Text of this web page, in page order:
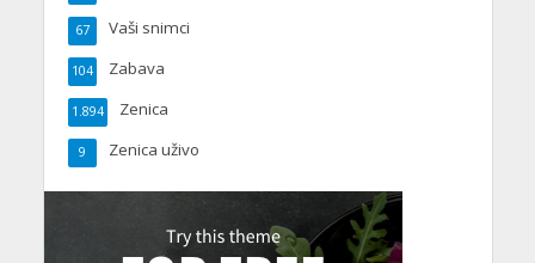
Vaši snimci
67
Zabava
104
Zenica
1.894
Zenica uživo
9